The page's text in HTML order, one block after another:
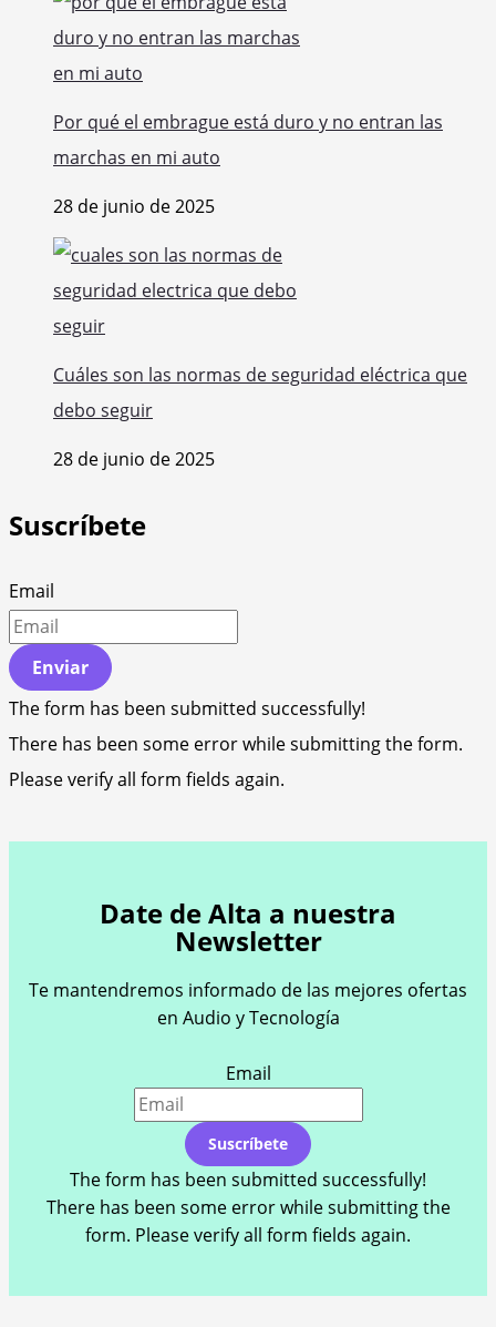
Por qué el embrague está duro y no entran las
marchas en mi auto
28 de junio de 2025
Cuáles son las normas de seguridad eléctrica que
debo seguir
28 de junio de 2025
Suscríbete
Email
Enviar
The form has been submitted successfully!
There has been some error while submitting the form.
Please verify all form fields again.
Date de Alta a nuestra
Newsletter
Te mantendremos informado de las mejores ofertas
en Audio y Tecnología
Email
Suscríbete
The form has been submitted successfully!
There has been some error while submitting the
form. Please verify all form fields again.